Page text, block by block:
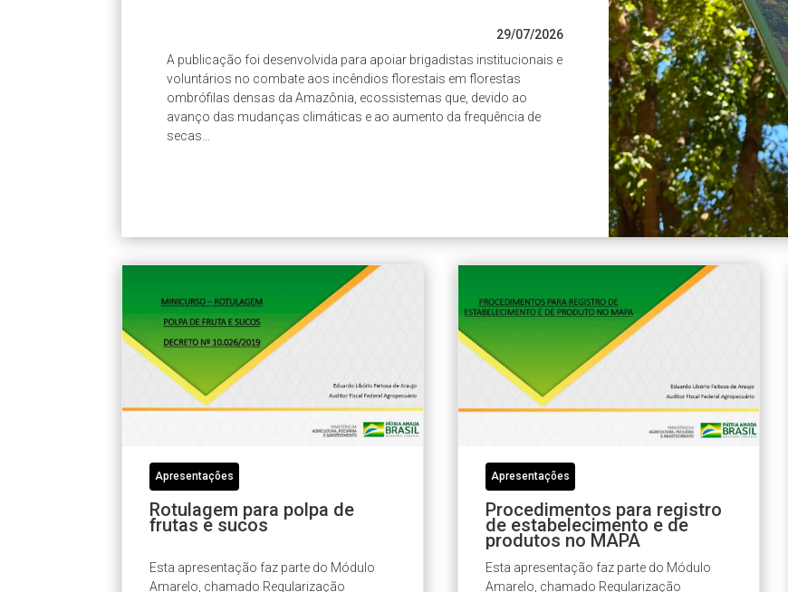
29/07/2026
A publicação foi desenvolvida para apoiar brigadistas institucionais e
voluntários no combate aos incêndios florestais em florestas
ombrófilas densas da Amazônia, ecossistemas que, devido ao
avanço das mudanças climáticas e ao aumento da frequência de
secas...
Apresentações
Rotulagem para polpa de
frutas e sucos
Esta apresentação faz parte do Módulo
Amarelo, chamado Regularização
Apresentações
Procedimentos para registro
de estabelecimento e de
produtos no MAPA
Esta apresentação faz parte do Módulo
Amarelo, chamado Regularização